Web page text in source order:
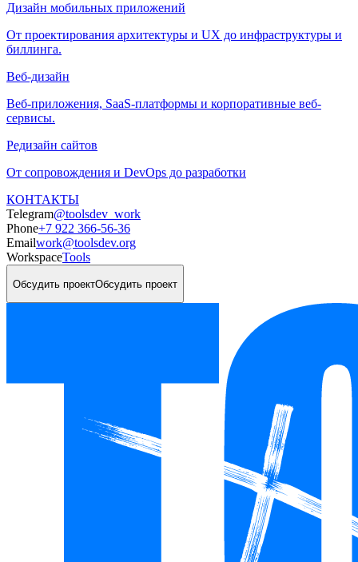
Дизайн мобильных приложений
От проектирования архитектуры и UX до инфраструктуры и
биллинга.
Веб-дизайн
Веб-приложения, SaaS-платформы и корпоративные веб-
сервисы.
Редизайн сайтов
От сопровождения и DevOps до разработки
КОНТАКТЫ
Telegram@toolsdev_work
Phone+7 922 366-56-36
Emailwork@toolsdev.org
WorkspaceTools
Обсудить проектОбсудить проект